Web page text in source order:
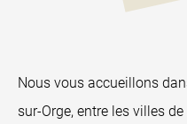
Nous vous accueillons
sur-Orge, entre les villes